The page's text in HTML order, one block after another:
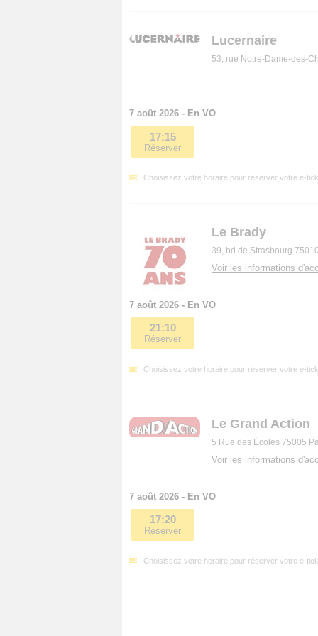
Lucernaire
53, rue Notre-Dame-des-
7 août 2026 - En VO
17:15
Réserver
Choisissez votre horaire pour réserver votre e-
Le Brady
39, bd de Strasbourg
Voir les informations
7 août 2026 - En VO
21:10
Réserver
Choisissez votre horaire pour réserver votre e-
Le Grand Action
5 Rue des Écoles 75005
Voir les informations
7 août 2026 - En VO
17:20
Réserver
Choisissez votre horaire pour réserver votre e-